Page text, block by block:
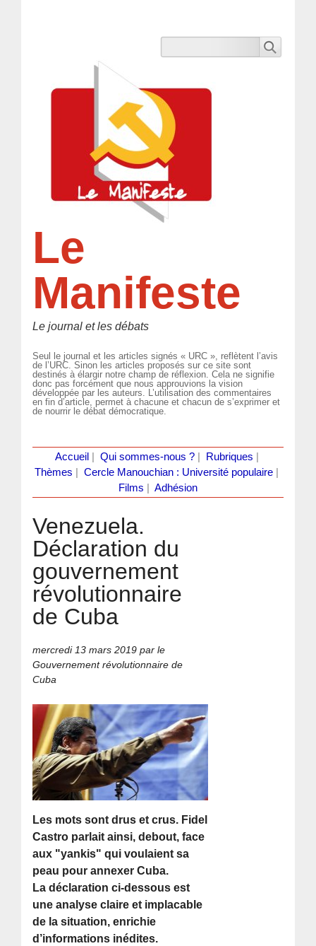
Le
Manifeste
Le journal et les débats
Seul le journal et les articles signés « URC », reflètent l’avis
de l’URC. Sinon les articles proposés sur ce site sont
destinés à élargir notre champ de réflexion. Cela ne signifie
donc pas forcément que nous approuvions la vision
développée par les auteurs. L’utilisation des commentaires
en fin d’article, permet à chacune et chacun de s’exprimer et
de nourrir le débat démocratique.
Accueil Qui sommes-nous ?| Rubriques
Thèmes
Cercle Manouchian : Université populaire
Films
Adhésion
Venezuela.
Déclaration du
gouvernement
révolutionnaire
de Cuba
mercredi 13 mars 2019 par le
Gouvernement révolutionnaire de
Cuba
Les mots sont drus et crus. Fidel
Castro parlait ainsi, debout, face
aux "yankis" qui voulaient sa
peau pour annexer Cuba.
La déclaration ci-dessous est
une analyse claire et implacable
de la situation, enrichie
d’informations inédites.